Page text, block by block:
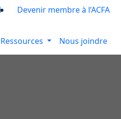
Devenir membre à l’ACFA
Ressources Nous joindre